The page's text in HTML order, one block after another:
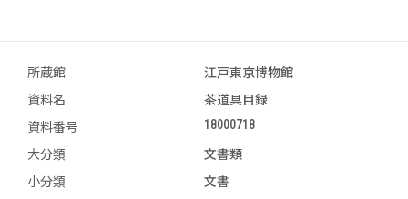
所蔵館
江戸東京博物館
資料名
茶道具目録
資料番号
18000718
大分類
文書類
小分類
文書